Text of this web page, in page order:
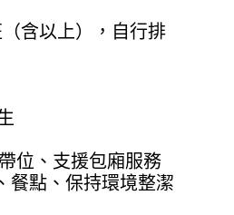
含以上），自行排
位、支援包廂服務
餐點、保持環境整潔